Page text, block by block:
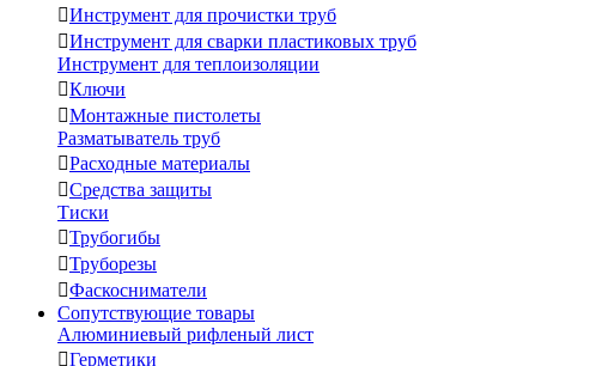
Инструмент для прочистки труб
Инструмент для сварки пластиковых труб
Инструмент для теплоизоляции
Ключи
Монтажные пистолеты
Разматыватель труб
Расходные материалы
Средства защиты
Тиски
Трубогибы
Труборезы
Фаскосниматели
Сопутствующие товары
Алюминиевый рифленый лист
Герметики